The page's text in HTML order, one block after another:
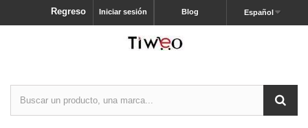
Español
Blog
Iniciar sesión
Regreso